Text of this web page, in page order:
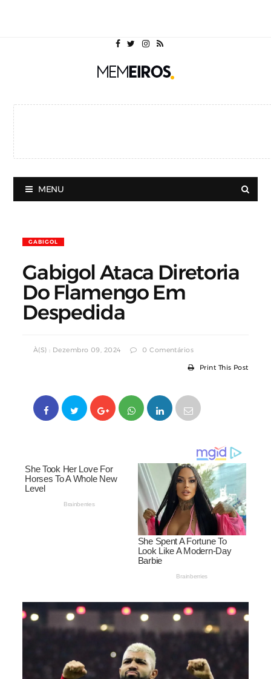
MENU
GABIGOL
Gabigol Ataca Diretoria
Do Flamengo Em
Despedida
À(s) : Dezembro 09, 2024 0 Comentários
Print This Post